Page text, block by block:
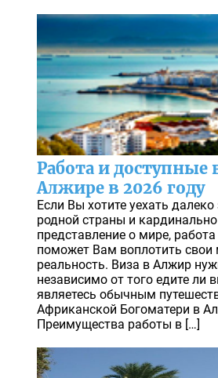
Работа и доступные
Алжире в 2026 году
Если Вы хотите уехать
родной страны и
представление о мире,
поможет Вам воплотить свои
реальность. Виза в Алжир
независимо от того едите ли
являетесь обычным
Африканской Богоматери в
Преимущества работы в […]